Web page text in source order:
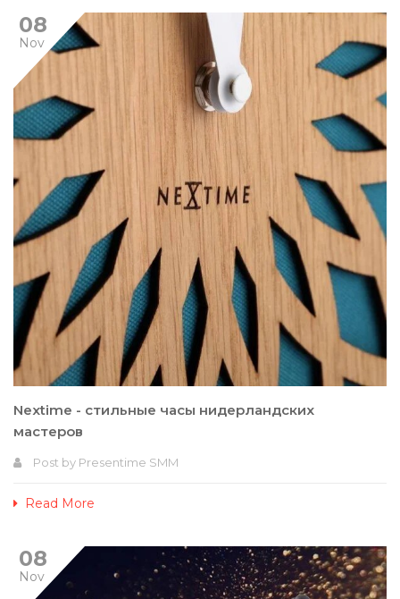
08
Nov
Nextime - стильные часы нидерландских
мастеров
Post by Presentime SMM
Read More
08
Nov